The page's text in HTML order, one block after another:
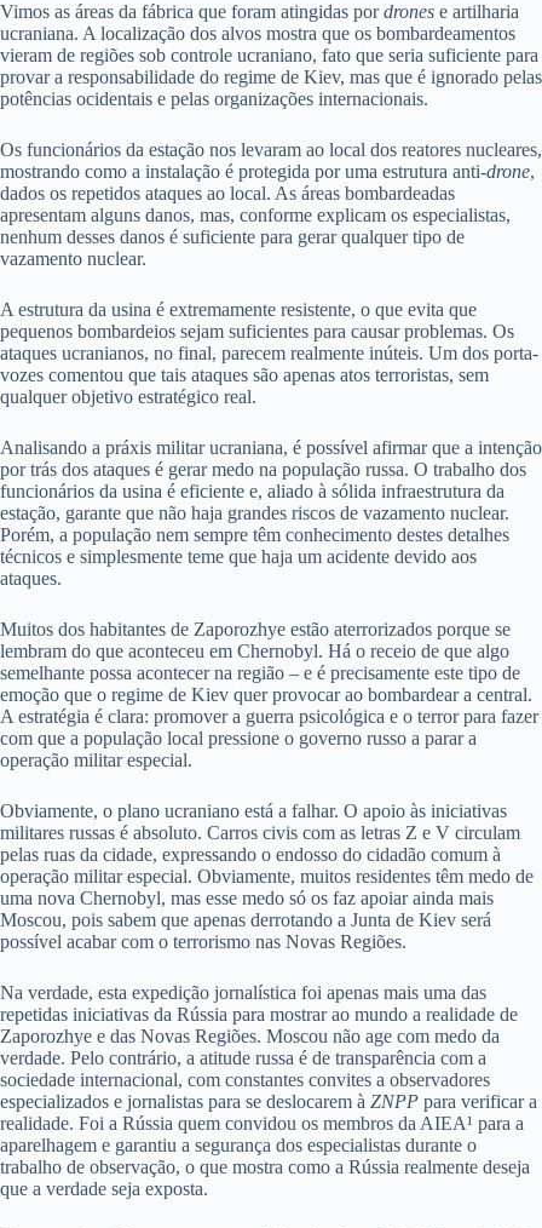
Vimos as áreas da fábrica que foram atingidas pordrones e artilharia
ucraniana. A localização dos alvos mostra que os bombardeamentos
vieram de regiões sob controle ucraniano, fato que seria suficiente para
provar a responsabilidade do regime de Kiev, mas que é ignorado pelas
potências ocidentais e pelas organizações internacionais.
Os funcionários da estação nos levaram ao local dos reatores nucleares,
mostrando como a instalação é protegida por uma estrutura anti-drone,
dados os repetidos ataques ao local. As áreas bombardeadas
apresentam alguns danos, mas, conforme explicam os especialistas,
nenhum desses danos é suficiente para gerar qualquer tipo de
vazamento nuclear.
A estrutura da usina é extremamente resistente, o que evita que
pequenos bombardeios sejam suficientes para causar problemas. Os
ataques ucranianos, no final, parecem realmente inúteis. Um dos porta-
vozes comentou que tais ataques são apenas atos terroristas, sem
qualquer objetivo estratégico real.
Analisando a práxis militar ucraniana, é possível afirmar que a intenção
por trás dos ataques é gerar medo na população russa. O trabalho dos
funcionários da usina é eficiente e, aliado à sólida infraestrutura da
estação, garante que não haja grandes riscos de vazamento nuclear.
Porém, a população nem sempre têm conhecimento destes detalhes
técnicos e simplesmente teme que haja um acidente devido aos
ataques.
Muitos dos habitantes de Zaporozhye estão aterrorizados porque se
lembram do que aconteceu em Chernobyl. Há o receio de que algo
semelhante possa acontecer na região – e é precisamente este tipo de
emoção que o regime de Kiev quer provocar ao bombardear a central.
A estratégia é clara: promover a guerra psicológica e o terror para fazer
com que a população local pressione o governo russo a parar a
operação militar especial.
Obviamente, o plano ucraniano está a falhar. O apoio às iniciativas
militares russas é absoluto. Carros civis com as letras Z e V circulam
pelas ruas da cidade, expressando o endosso do cidadão comum à
operação militar especial. Obviamente, muitos residentes têm medo de
uma nova Chernobyl, mas esse medo só os faz apoiar ainda mais
Moscou, pois sabem que apenas derrotando a Junta de Kiev será
possível acabar com o terrorismo nas Novas Regiões.
Na verdade, esta expedição jornalística foi apenas mais uma das
repetidas iniciativas da Rússia para mostrar ao mundo a realidade de
Zaporozhye e das Novas Regiões. Moscou não age com medo da
verdade. Pelo contrário, a atitude russa é de transparência com a
sociedade internacional, com constantes convites a observadores
especializados e jornalistas para se deslocarem à ZNPP para verificar a
realidade. Foi a Rússia quem convidou os membros da AIEA¹ para a
aparelhagem e garantiu a segurança dos especialistas durante o
trabalho de observação, o que mostra como a Rússia realmente deseja
que a verdade seja exposta.